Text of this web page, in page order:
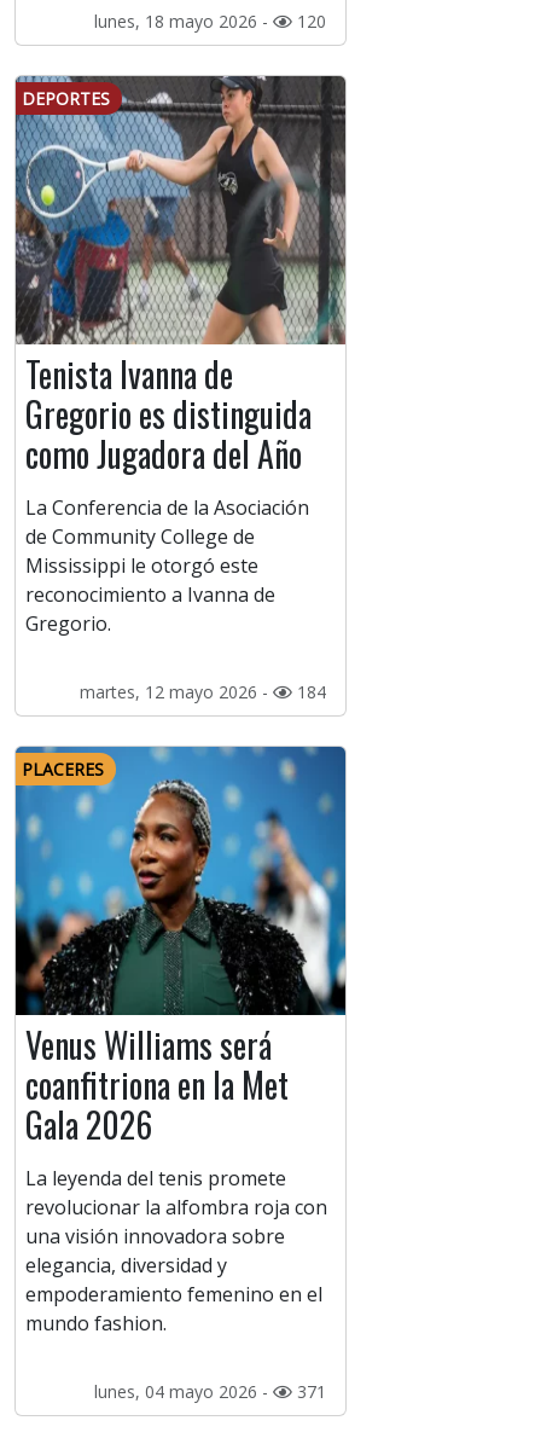
lunes, 18 mayo 2026 - 120
DEPORTES
Tenista Ivanna de
Gregorio es distinguida
como Jugadora del Año
La Conferencia de la Asociación
de Community College de
Mississippi le otorgó este
reconocimiento a Ivanna de
Gregorio.
martes, 12 mayo 2026 - 184
PLACERES
Venus Williams será
coanfitriona en la Met
Gala 2026
La leyenda del tenis promete
revolucionar la alfombra roja con
una visión innovadora sobre
elegancia, diversidad y
empoderamiento femenino en el
mundo fashion.
lunes, 04 mayo 2026 - 371